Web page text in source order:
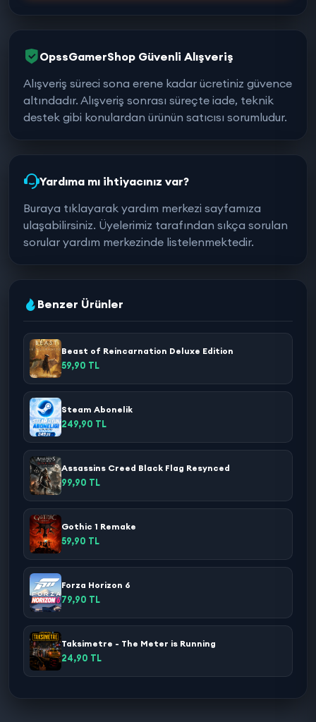
OpssGamerShop Güvenli Alışveriş
Alışveriş süreci sona erene kadar ücretiniz güvence
altındadır. Alışveriş sonrası süreçte iade, teknik
destek gibi konulardan ürünün satıcısı sorumludur.
Yardıma mı ihtiyacınız var?
Buraya tıklayarak yardım merkezi sayfamıza
ulaşabilirsiniz. Üyelerimiz tarafından sıkça sorulan
sorular yardım merkezinde listelenmektedir.
Benzer Ürünler
Beast of Reincarnation Deluxe Edition
59,90 TL
Steam Abonelik
249,90 TL
Assassins Creed Black Flag Resynced
99,90 TL
Gothic 1 Remake
59,90 TL
Forza Horizon 6
79,90 TL
Taksimetre - The Meter is Running
24,90 TL